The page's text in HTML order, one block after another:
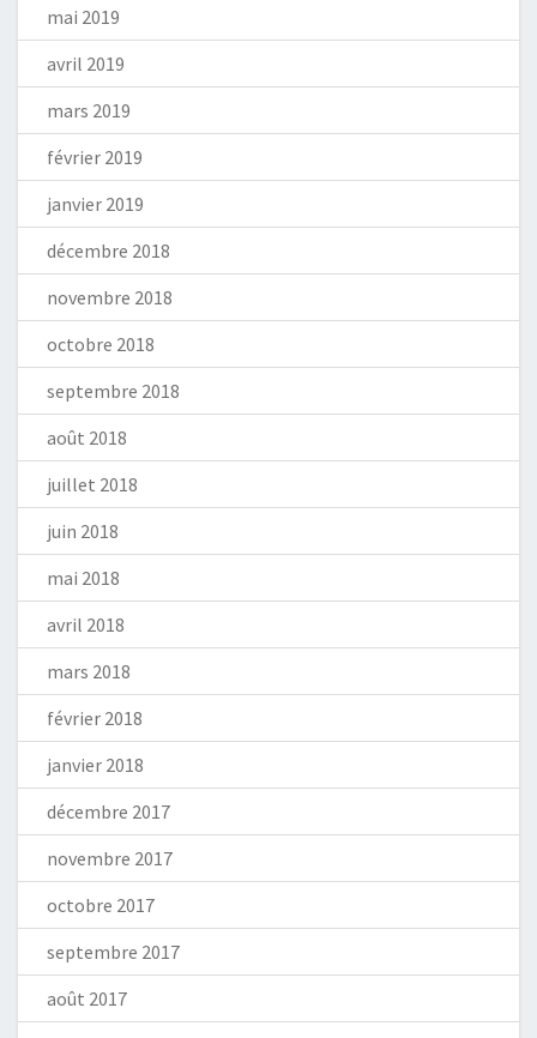
mai 2019
avril 2019
mars 2019
février 2019
janvier 2019
décembre 2018
novembre 2018
octobre 2018
septembre 2018
août 2018
juillet 2018
juin 2018
mai 2018
avril 2018
mars 2018
février 2018
janvier 2018
décembre 2017
novembre 2017
octobre 2017
septembre 2017
août 2017